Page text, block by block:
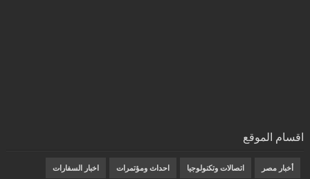
اقسام الموقع
أخبار مصر اتصالات وتكنولوجيا احداث ومؤتمرات اخبار السفارات